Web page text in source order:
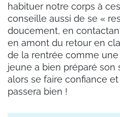
habituer notre corps à
conseille aussi de se «
doucement, en
en amont du retour en
de la rentrée comme une
jeune a bien préparé son
alors se faire confiance
passera bien !